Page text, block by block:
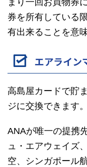
券を所有している
有出来ることを意
エアライン
高島屋カードで貯
ジに交換できます。
ANAが唯一の提携
ュ・エアウェイズ
空、シンガポール